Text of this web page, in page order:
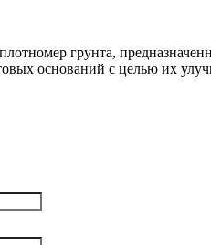
грунта,
оснований с целью их